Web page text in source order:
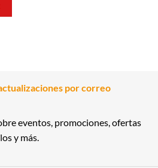
por correo
eventos, promociones, ofertas
y más.